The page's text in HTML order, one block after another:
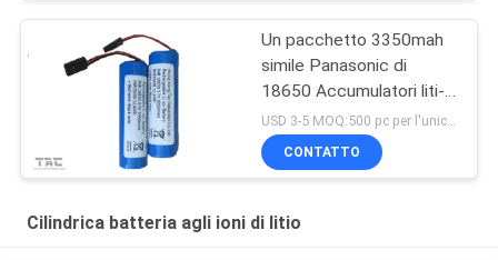
Un pacchetto 3350mah
simile Panasonic di
18650 Accumulatori liti-
ione per la bici dirige
l'illuminazione
USD 3-5 MOQ:500 pc per l'unicellulare, 50pack per i pacchetti della batteria
CONTATTO
Cilindrica batteria agli ioni di litio